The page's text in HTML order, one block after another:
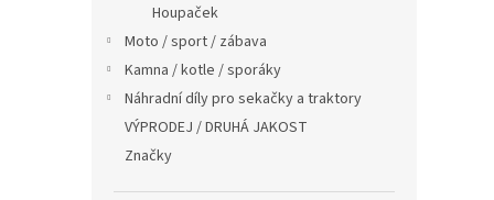
Houpaček
Moto / sport / zábava
Kamna / kotle / sporáky
Náhradní díly pro sekačky a traktory
VÝPRODEJ / DRUHÁ JAKOST
Značky